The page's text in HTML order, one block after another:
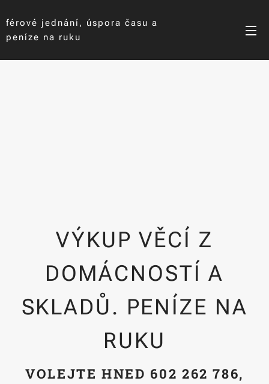
férové jednání, úspora času a
peníze na ruku
VÝKUP VĚCÍ Z
DOMÁCNOSTÍ A
SKLADŮ. PENÍZE NA
RUKU
VOLEJTE HNED 602 262 786,